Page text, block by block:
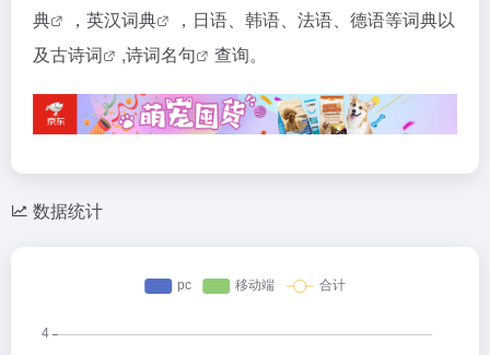
典
， 英汉词典
，日语、韩语、法语、德语等词典以
及古诗词 ,诗词名句 查询。
数据统计